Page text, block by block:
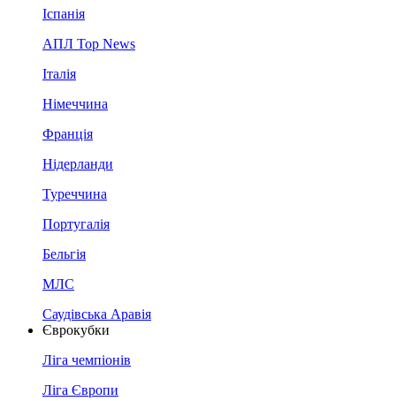
Іспанія
АПЛ Top News
Італія
Німеччина
Франція
Нідерланди
Туреччина
Португалія
Бельгія
МЛС
Саудівська Аравія
Єврокубки
Ліга чемпіонів
Ліга Європи